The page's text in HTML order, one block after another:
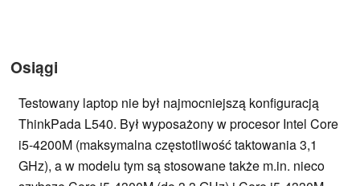
Osiągi
Testowany laptop nie był najmocniejszą konfiguracją
ThinkPada L540. Był wyposażony w procesor Intel Core
i5-4200M (maksymalna częstotliwość taktowania 3,1
GHz), a w modelu tym są stosowane także m.in. nieco